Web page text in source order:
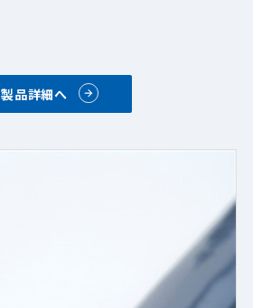
製品詳細へ